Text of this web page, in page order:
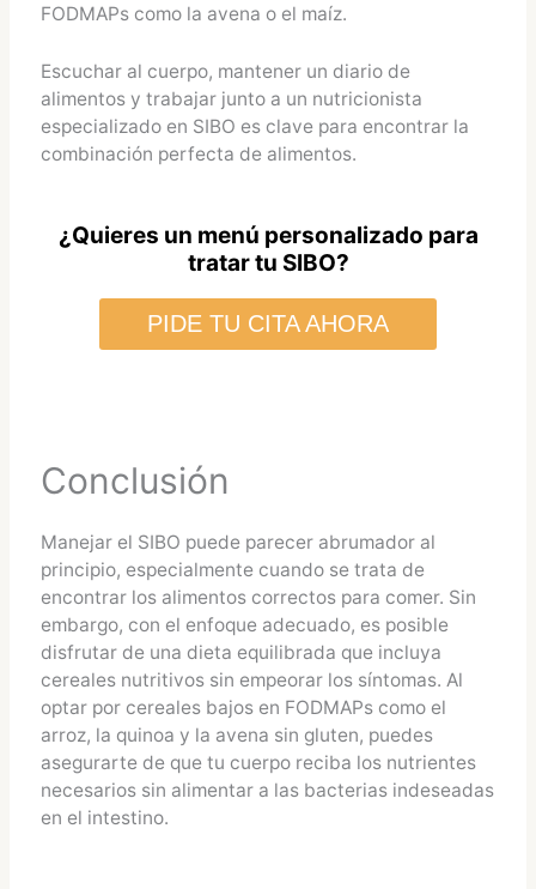
FODMAPs como la avena o el maíz.
Escuchar al cuerpo, mantener un diario de
alimentos y trabajar junto a un nutricionista
especializado en SIBO es clave para encontrar la
combinación perfecta de alimentos.
¿Quieres un menú personalizado para
tratar tu SIBO?
PIDE TU CITA AHORA
Conclusión
Manejar el SIBO puede parecer abrumador al
principio, especialmente cuando se trata de
encontrar los alimentos correctos para comer. Sin
embargo, con el enfoque adecuado, es posible
disfrutar de una dieta equilibrada que incluya
cereales nutritivos sin empeorar los síntomas. Al
optar por cereales bajos en FODMAPs como el
arroz, la quinoa y la avena sin gluten, puedes
asegurarte de que tu cuerpo reciba los nutrientes
necesarios sin alimentar a las bacterias indeseadas
en el intestino.